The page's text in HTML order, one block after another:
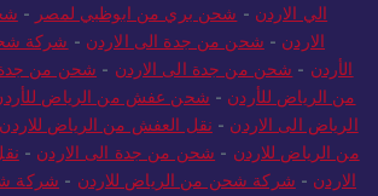
الي الاردن - شحن بري من ابوظبي لمصر -
الاردن - شحن من جدة الى الاردن - شركة
الأردن - شحن من جدة الى الاردن - شحن من جدة
من الرياض للأردن - شحن عفش من الرياض
الرياض الى الاردن - نقل العفش من الرياض للاردن
من الرياض للاردن - شحن من جدة الى الاردن -
الاردن - شركة شحن من الرياض للاردن - شركة